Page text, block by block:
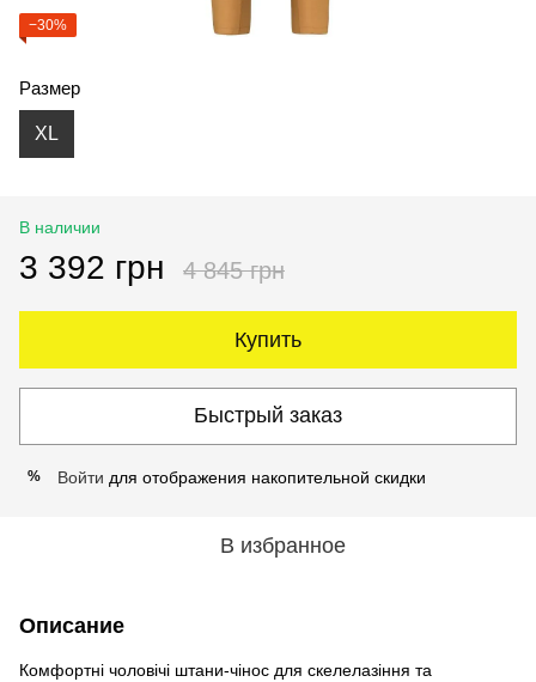
−30%
Размер
XL
В наличии
3 392 грн 4 845 грн
Купить
Быстрый заказ
% Войти для отображения накопительной скидки
В избранное
Описание
Комфортні чоловічі штани-чінос для скелелазіння та